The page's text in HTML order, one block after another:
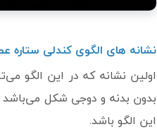
نشانه های الگوی کندلی ستاره
بدون بدنه و دوجی شکل
این الگو باشد.